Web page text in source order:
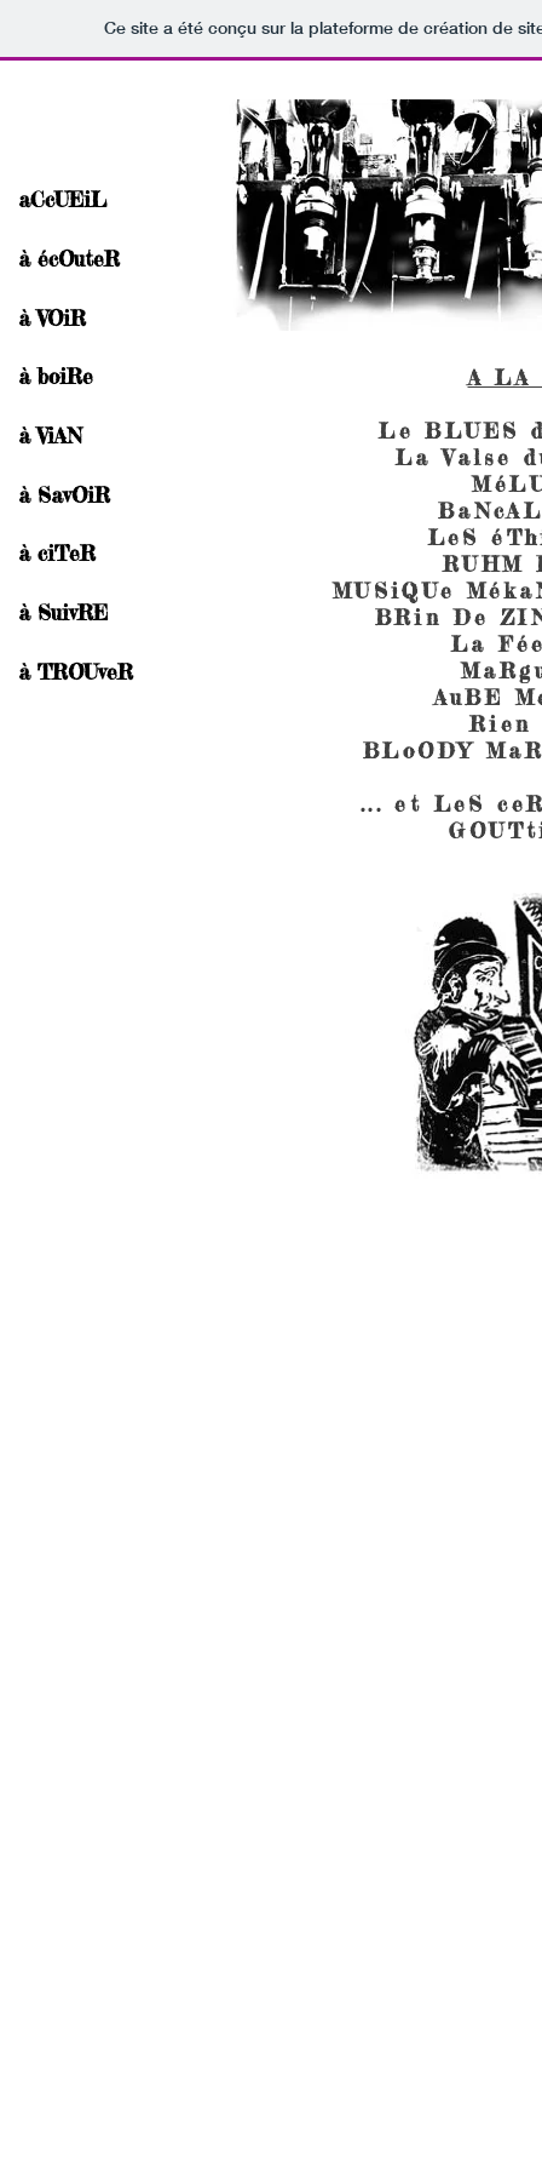
Ce site a été conçu sur la plateforme de création de
A LA
Le BLUES
La Valse
LeS
RUHM
MUSiQUe
BRin De
La
AuBE
Rien
BLoODY
... et LeS
aCcUEiL
à écOuteR
à VOiR
à boiRe
à ViAN
à SavOiR
à ciTeR
à SuivRE
à TROUveR